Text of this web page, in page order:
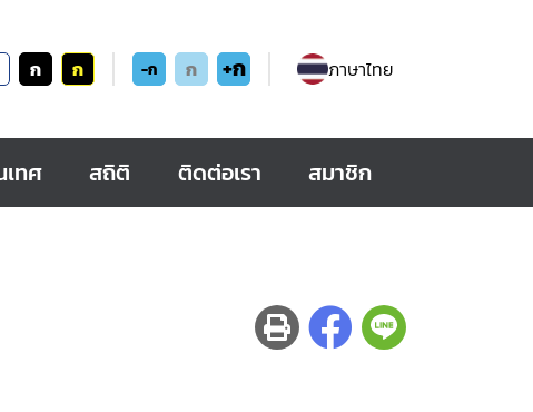
ก ก -ก ก +ก ภาษาไทย
ทศ สถิติ ติดต่อเรา สมาชิก